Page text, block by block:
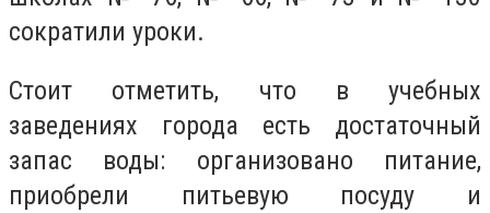
сократили уроки.
Стоит отметить, что в учебных
заведениях города есть достаточный
запас воды: организовано питание,
приобрели питьевую посуду и